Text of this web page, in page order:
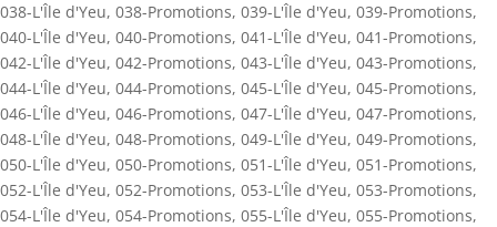
038-L'Île d'Yeu, 038-Promotions, 039-L'Île d'Yeu, 039-Promotions,
040-L'Île d'Yeu, 040-Promotions, 041-L'Île d'Yeu, 041-Promotions,
042-L'Île d'Yeu, 042-Promotions, 043-L'Île d'Yeu, 043-Promotions,
044-L'Île d'Yeu, 044-Promotions, 045-L'Île d'Yeu, 045-Promotions,
046-L'Île d'Yeu, 046-Promotions, 047-L'Île d'Yeu, 047-Promotions,
048-L'Île d'Yeu, 048-Promotions, 049-L'Île d'Yeu, 049-Promotions,
050-L'Île d'Yeu, 050-Promotions, 051-L'Île d'Yeu, 051-Promotions,
052-L'Île d'Yeu, 052-Promotions, 053-L'Île d'Yeu, 053-Promotions,
054-L'Île d'Yeu, 054-Promotions, 055-L'Île d'Yeu, 055-Promotions,